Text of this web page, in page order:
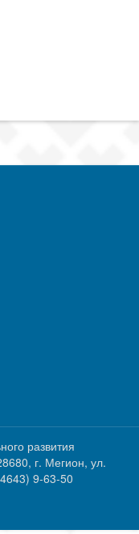
развития
г. Мегион, ул.
9-63-50